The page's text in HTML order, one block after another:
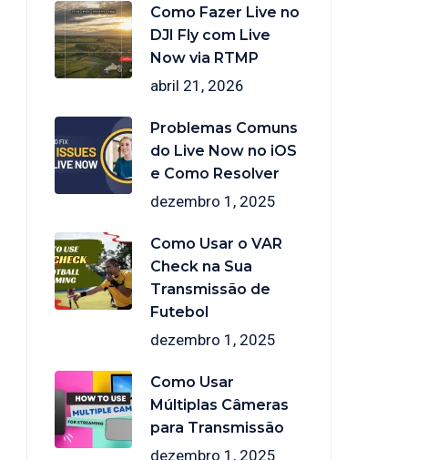
Como Fazer Live no
DJI Fly com Live
Now via RTMP
abril 21, 2026
Problemas Comuns
do Live Now no iOS
e Como Resolver
dezembro 1, 2025
Como Usar o VAR
Check na Sua
Transmissão de
Futebol
dezembro 1, 2025
Como Usar
Múltiplas Câmeras
para Transmissão
dezembro 1, 2025